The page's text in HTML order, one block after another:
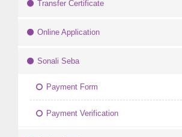
Transfer Certificate
Online Application
Sonali Seba
Payment Form
Payment Verification